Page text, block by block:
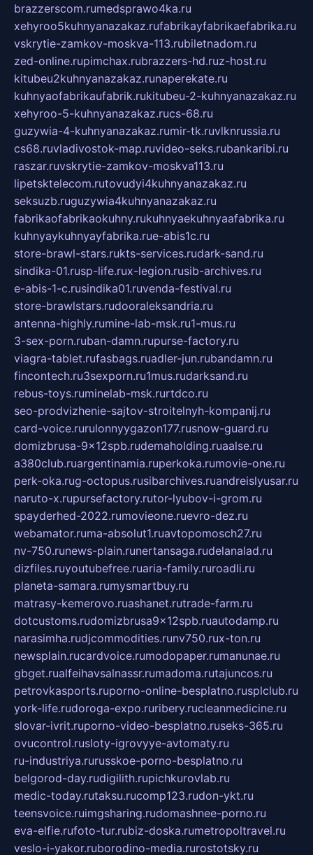
brazzerscom.rumedsprawo4ka.ru
xehyroo5kuhnyanazakaz.rufabrikayfabrikaefabrika.ru
vskrytie-zamkov-moskva-113.rubiletnadom.ru
zed-online.rupimchax.rubrazzers-hd.ruz-host.ru
kitubeu2kuhnyanazakaz.runaperekate.ru
kuhnyaofabrikaufabrik.rukitubeu-2-kuhnyanazakaz.ru
xehyroo-5-kuhnyanazakaz.rucs-68.ru
guzywia-4-kuhnyanazakaz.rumir-tk.ruvlknrussia.ru
cs68.ruvladivostok-map.ruvideo-seks.rubankaribi.ru
raszar.ruvskrytie-zamkov-moskva113.ru
lipetsktelecom.rutovudyi4kuhnyanazakaz.ru
seksuzb.ruguzywia4kuhnyanazakaz.ru
fabrikaofabrikaokuhny.rukuhnyaekuhnyaafabrika.ru
kuhnyaykuhnyayfabrika.rue-abis1c.ru
store-brawl-stars.rukts-services.rudark-sand.ru
sindika-01.rusp-life.rux-legion.rusib-archives.ru
e-abis-1-c.rusindika01.ruvenda-festival.ru
store-brawlstars.rudooraleksandria.ru
antenna-highly.rumine-lab-msk.ru1-mus.ru
3-sex-porn.ruban-damn.rupurse-factory.ru
viagra-tablet.rufasbags.ruadler-jun.rubandamn.ru
fincontech.ru3sexporn.ru1mus.rudarksand.ru
rebus-toys.ruminelab-msk.rurtdco.ru
seo-prodvizhenie-sajtov-stroitelnyh-kompanij.ru
card-voice.rurulonnyygazon177.rusnow-guard.ru
domizbrusa-9x12spb.rudemaholding.ruaalse.ru
a380club.ruargentinamia.ruperkoka.rumovie-one.ru
perk-oka.rug-octopus.rusibarchives.ruandreislyusar.ru
naruto-x.rupursefactory.rutor-lyubov-i-grom.ru
spayderhed-2022.rumovieone.ruevro-dez.ru
webamator.ruma-absolut1.ruavtopomosch27.ru
nv-750.runews-plain.runertansaga.rudelanalad.ru
dizfiles.ruyoutubefree.ruaria-family.ruroadli.ru
planeta-samara.rumysmartbuy.ru
matrasy-kemerovo.ruashanet.rutrade-farm.ru
dotcustoms.rudomizbrusa9x12spb.ruautodamp.ru
narasimha.rudjcommodities.runv750.rux-ton.ru
newsplain.rucardvoice.rumodopaper.rumanunae.ru
gbget.rualfeihavsalnassr.rumadoma.rutajuncos.ru
petrovkasports.ruporno-online-besplatno.rusplclub.ru
york-life.rudoroga-expo.ruribery.rucleanmedicine.ru
slovar-ivrit.ruporno-video-besplatno.ruseks-365.ru
ovucontrol.rusloty-igrovyye-avtomaty.ru
ru-industriya.rurusskoe-porno-besplatno.ru
belgorod-day.rudigilith.rupichkurovlab.ru
medic-today.rutaksu.rucomp123.rudon-ykt.ru
teensvoice.ruimgsharing.rudomashnee-porno.ru
eva-elfie.rufoto-tur.rubiz-doska.rumetropoltravel.ru
veslo-i-yakor.ruborodino-media.rurostotsky.ru